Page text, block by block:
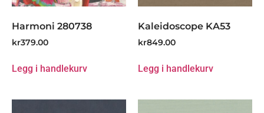
Harmoni 280738
kr379.00
Legg i handlekurv
Kaleidoscope KA53
kr849.00
Legg i handlekurv